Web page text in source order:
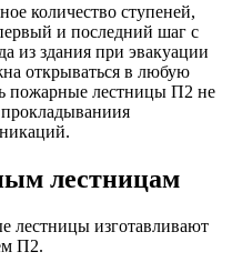
количество ступеней,
и последний шаг с
из здания при эвакуации
открываться в любую
пожарные лестницы П2 не
лестницам
изготавливают
П2.